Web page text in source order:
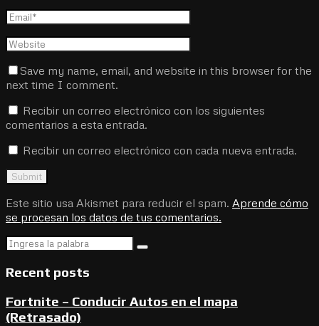
Save my name, email, and website in this browser for the
next time I comment.
Recibir un correo electrónico con los siguientes
comentarios a esta entrada.
Recibir un correo electrónico con cada nueva entrada.
Este sitio usa Akismet para reducir el spam. Aprende cómo
se procesan los datos de tus comentarios.
Search
Search
Recent posts
Fortnite – Conducir Autos en el mapa
(Retrasado)